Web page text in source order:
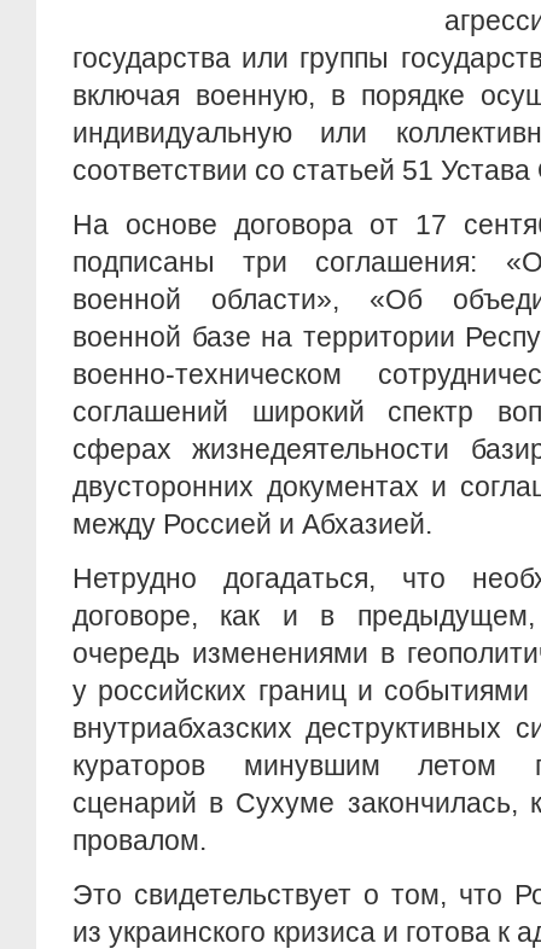
государства или группы
включая военную, в порядке
индивидуальную или
соответствии со статьей 51
На основе договора от 17
подписаны три соглашения:
военной области», «Об
военной базе на территории
военно-техническом
соглашений широкий спектр
сферах жизнедеятельности
двусторонних документах и
между Россией и Абхазией.
Нетрудно догадаться, что
договоре, как и в
очередь изменениями в
у российских границ и
внутриабхазских деструктивных
кураторов минувшим летом
сценарий в Сухуме закончилась,
провалом.
Это свидетельствует о том, что
из украинского кризиса и готова к